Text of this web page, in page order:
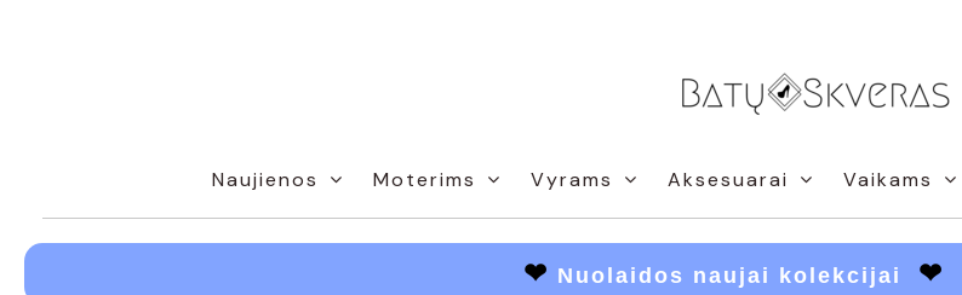
Naujienos Moterims Vyrams Aksesuarai Vaikams
❤ Nuolaidos naujai kolekcijai ❤